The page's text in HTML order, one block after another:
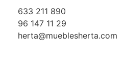
633 211 890
96 147 11 29
herta@mueblesherta.com